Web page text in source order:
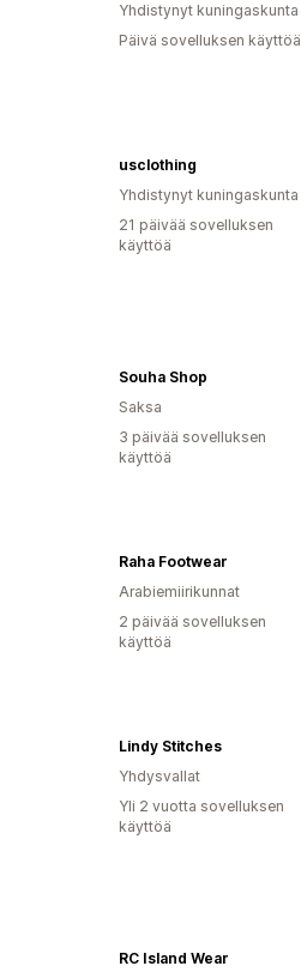
Yhdistynyt kuningaskunta
Päivä sovelluksen käyttöä
usclothing
Yhdistynyt kuningaskunta
21 päivää sovelluksen
käyttöä
Souha Shop
Saksa
3 päivää sovelluksen
käyttöä
Raha Footwear
Arabiemiirikunnat
2 päivää sovelluksen
käyttöä
Lindy Stitches
Yhdysvallat
Yli 2 vuotta sovelluksen
käyttöä
RC Island Wear